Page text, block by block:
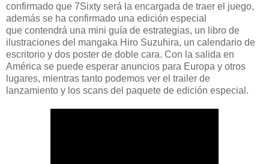
confirmado que 7Sixty será la encargada de traer el juego,
además se ha confirmado una edición especial
que contendrá una mini guía de estrategias, un libro de
ilustraciones del mangaka Hiro Suzuhira, un calendario de
escritorio y dos poster de doble cara. Con la salida en
América se puede esperar anuncios para Europa y otros
lugares, mientras tanto podemos ver el trailer de
lanzamiento y los scans del paquete de edición especial.